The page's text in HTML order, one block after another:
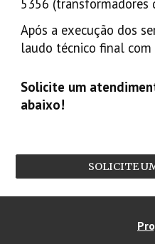
5356 (transformadores
Após a execução dos
laudo técnico final com
Solicite um
abaixo!
SOLICITE